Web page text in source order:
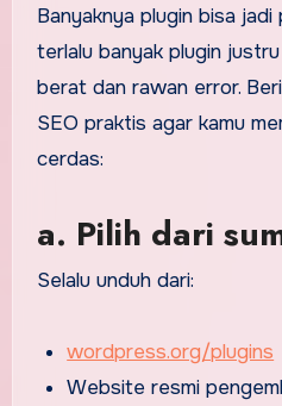
Banyaknya plugin bisa
terlalu banyak plugin
berat dan rawan error.
SEO praktis agar kamu
cerdas:
a. Pilih dari
Selalu unduh dari:
wordpress.org/plugins
Website resmi